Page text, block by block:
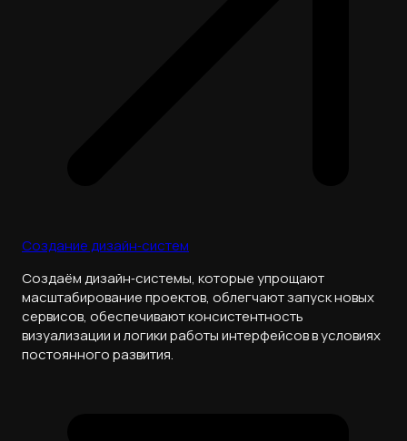
Создание дизайн‑систем
Создаём дизайн‑системы, которые упрощают
масштабирование проектов, облегчают запуск новых
сервисов, обеспечивают консистентность
визуализации и логики работы интерфейсов в условиях
постоянного развития.